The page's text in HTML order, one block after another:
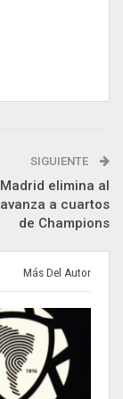
SIGUIENTE
elimina al
a cuartos
de Champions
Más Del Autor